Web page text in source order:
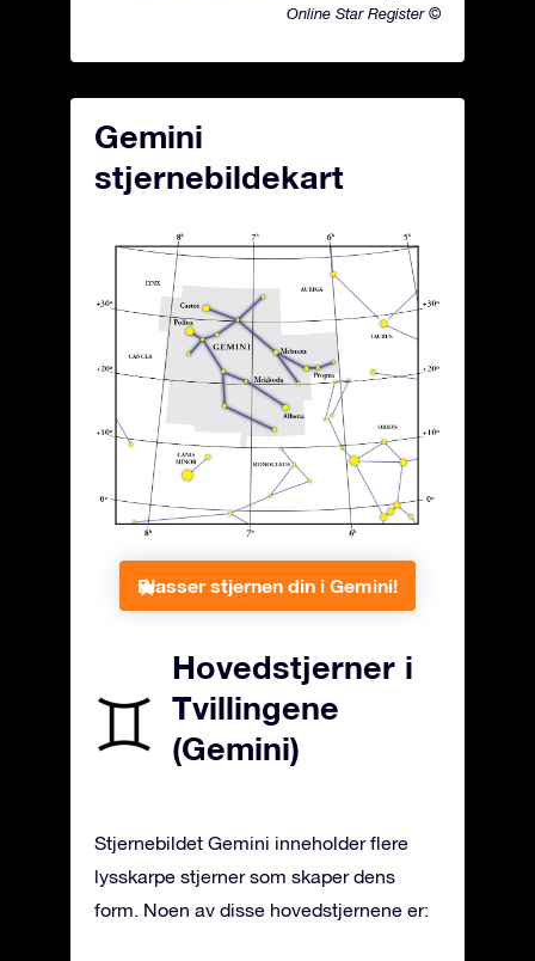
Online Star Register ©
Gemini
stjernebildekart
Plasser stjernen din i Gemini!
Hovedstjerner i
Tvillingene
(Gemini)
Stjernebildet Gemini inneholder flere
lysskarpe stjerner som skaper dens
form. Noen av disse hovedstjernene er: